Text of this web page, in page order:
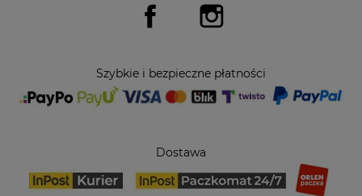
Facebook
Szybkie i bezpieczne płatności
Dostawa